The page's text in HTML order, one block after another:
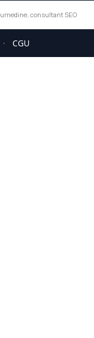
consultant SEO
· CGU